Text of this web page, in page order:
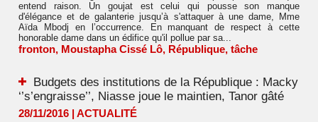
entend raison. Un goujat est celui qui pousse son manque
d'élégance et de galanterie jusqu’à s'attaquer à une dame, Mme
Aïda Mbodj en l’occurrence. En manquant de respect à cette
honorable dame dans un édifice qu'il pollue par sa...
fronton, Moustapha Cissé Lô, République, tâche
Budgets des institutions de la République : Macky
‘’s’engraisse’’, Niasse joue le maintien, Tanor gâté
28/11/2016 | ACTUALITÉ